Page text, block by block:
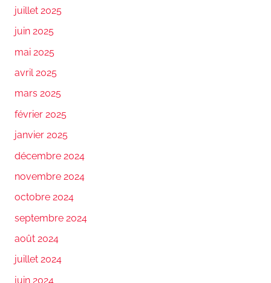
juillet 2025
juin 2025
mai 2025
avril 2025
mars 2025
février 2025
janvier 2025
décembre 2024
novembre 2024
octobre 2024
septembre 2024
août 2024
juillet 2024
juin 2024